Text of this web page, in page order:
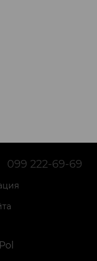
099 222-69-69
Pol